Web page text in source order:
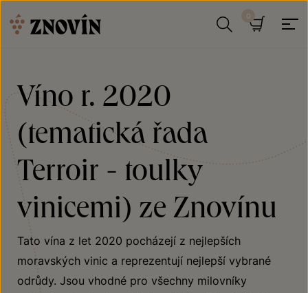
Víno r. 2020
(tematická řada
Terroir - toulky
vinicemi) ze Znovínu
Tato vína z let 2020 pocházejí z nejlepších
moravských vinic a reprezentují nejlepší vybrané
odrůdy. Jsou vhodné pro všechny milovníky